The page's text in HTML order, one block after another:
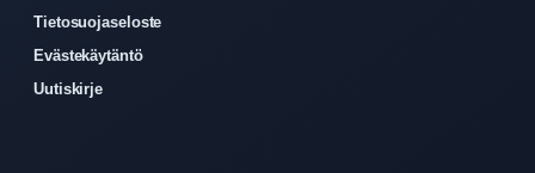
Tietosuojaseloste
Evästekäytäntö
Uutiskirje